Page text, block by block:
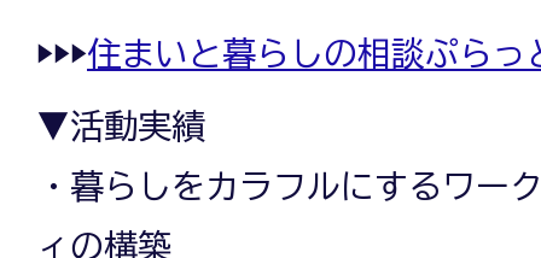
▶▶▶住まいと暮らしの相談ぷらっ
▼活動実績
・暮らしをカラフルにするワー
ィの構築